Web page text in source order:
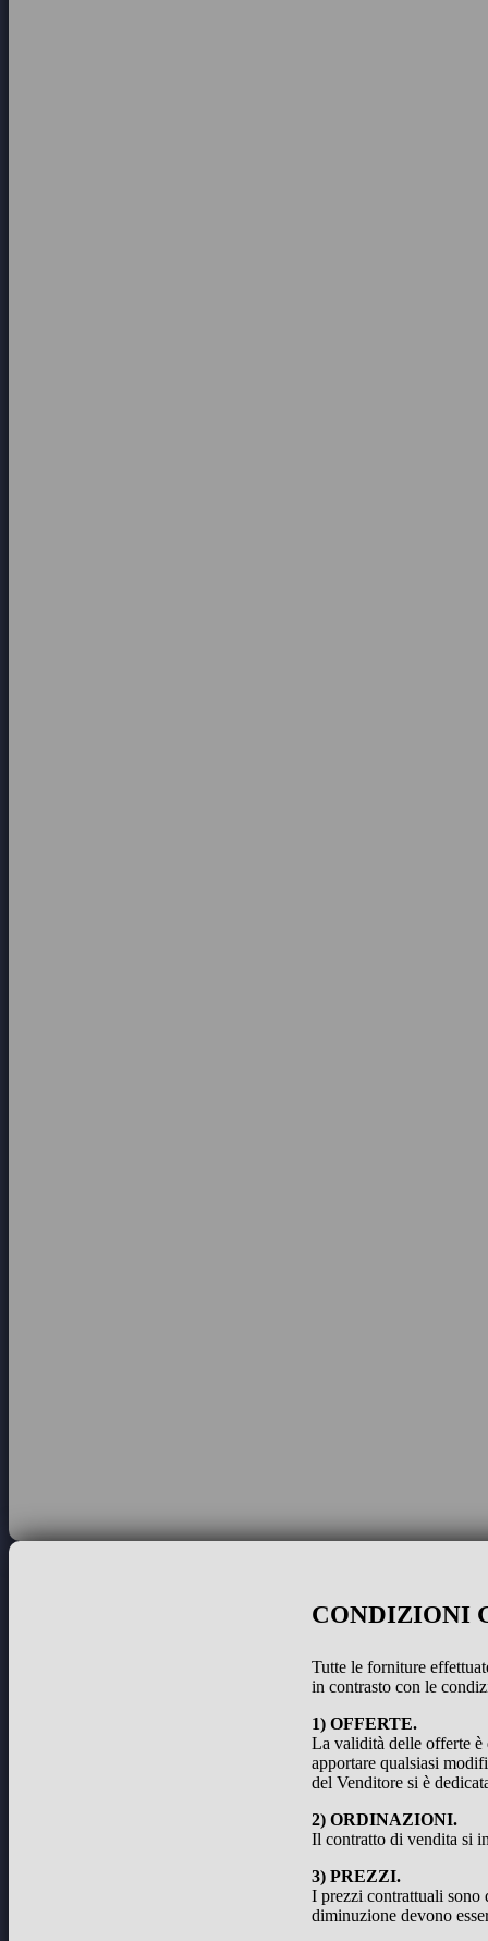
CONDIZIONI
Tutte le forniture
in contrasto con le
1) OFFERTE.
La validità delle offerte
apportare qualsiasi
del Venditore si è
2) ORDINAZIONI.
Il contratto di vendita si
3) PREZZI.
I prezzi contrattuali sono
diminuzione devono